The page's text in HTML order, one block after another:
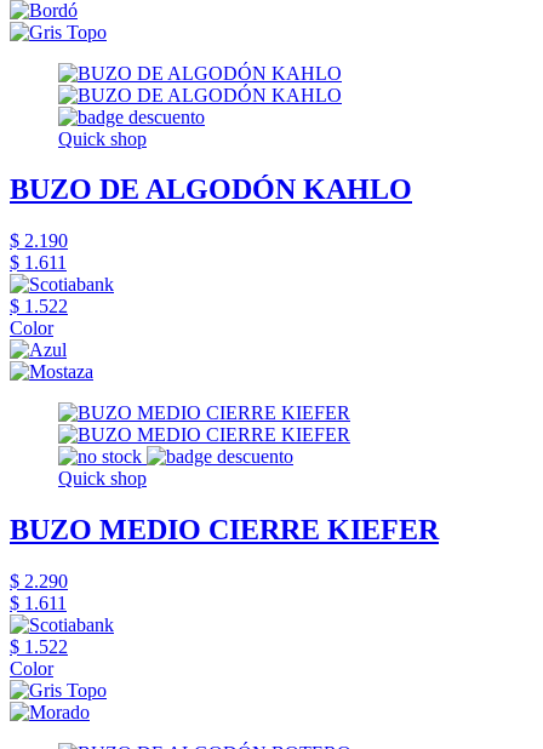
Quick shop
BUZO DE ALGODÓN KAHLO
$ 2.190
$ 1.611
$ 1.522
Color
Quick shop
BUZO MEDIO CIERRE KIEFER
$ 2.290
$ 1.611
$ 1.522
Color